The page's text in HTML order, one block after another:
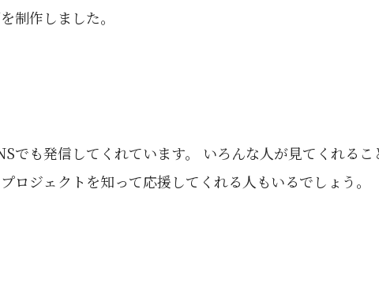
制作しました。
でも発信してくれています。 いろんな人が見てくれる
ロジェクトを知って応援してくれる人もいるでしょう。